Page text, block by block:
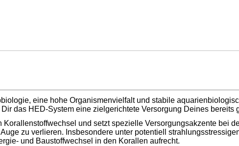
eine hohe Organismenvielfalt und stabile
das HED-System eine zielgerichtete Versorgung Deines bereits
Korallenstoffwechsel und setzt spezielle Versorgungsakzente bei
zu verlieren. Insbesondere unter potentiell
und Baustoffwechsel in den Korallen aufrecht.